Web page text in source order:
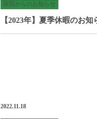
医院からのお知らせ
【2023年】夏季休暇のお知
2022.11.18